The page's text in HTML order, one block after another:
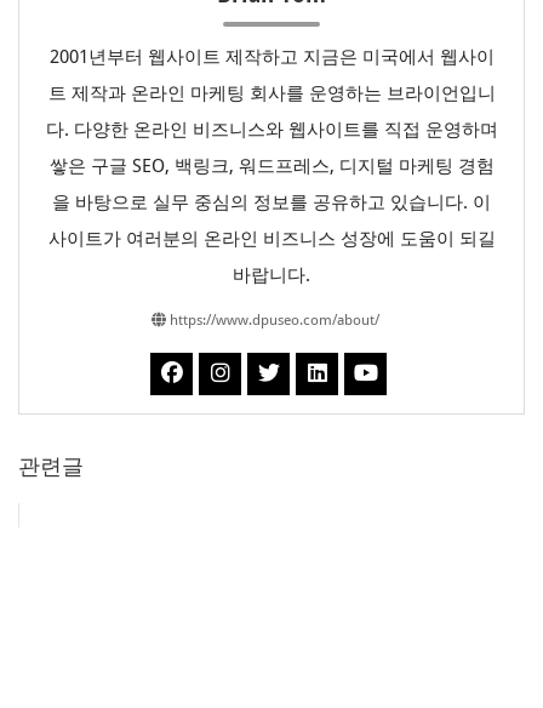
2001년부터 웹사이트 제작하고 지금은 미국에서 웹사이
트 제작과 온라인 마케팅 회사를 운영하는 브라이언입니
다. 다양한 온라인 비즈니스와 웹사이트를 직접 운영하며
쌓은 구글 SEO, 백링크, 워드프레스, 디지털 마케팅 경험
을 바탕으로 실무 중심의 정보를 공유하고 있습니다. 이
사이트가 여러분의 온라인 비즈니스 성장에 도움이 되길
바랍니다.
https://www.dpuseo.com/about/
관련글